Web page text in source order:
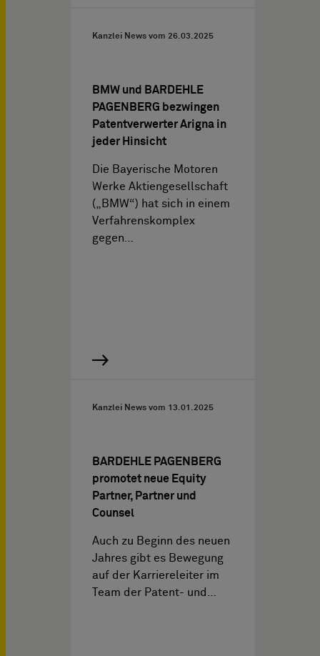
Kanzlei News vom 26.03.2025
BMW und BARDEHLE
PAGENBERG bezwingen
Patentverwerter Arigna in
jeder Hinsicht
Die Bayerische Motoren
Werke Aktiengesellschaft
(„BMW“) hat sich in einem
Verfahrenskomplex
gegen…
Kanzlei News vom 13.01.2025
BARDEHLE PAGENBERG
promotet neue Equity
Partner, Partner und
Counsel
Auch zu Beginn des neuen
Jahres gibt es Bewegung
auf der Karriereleiter im
Team der Patent- und…